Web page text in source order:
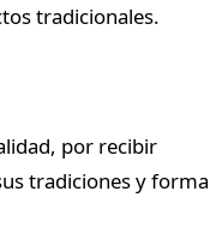
tradicionales.
por recibir
tradiciones y forma